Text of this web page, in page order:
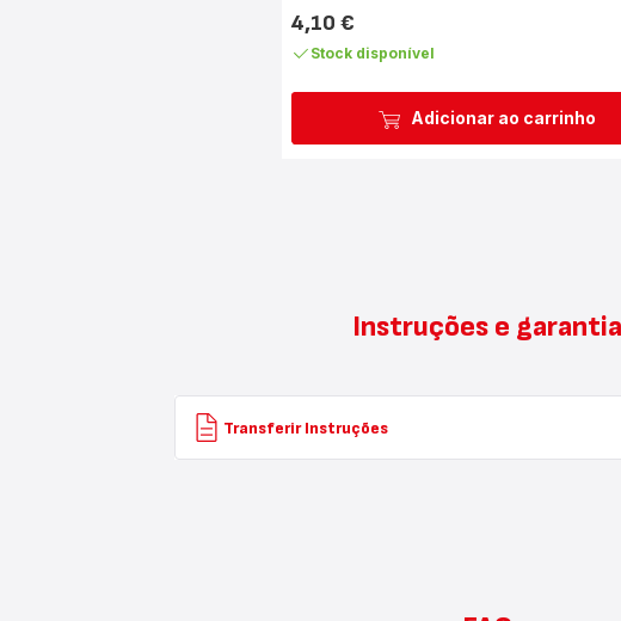
Adicionar ao carrinho
Preço
4,10 €
Stock disponível
Instruções e garantia
Transferir Instruções